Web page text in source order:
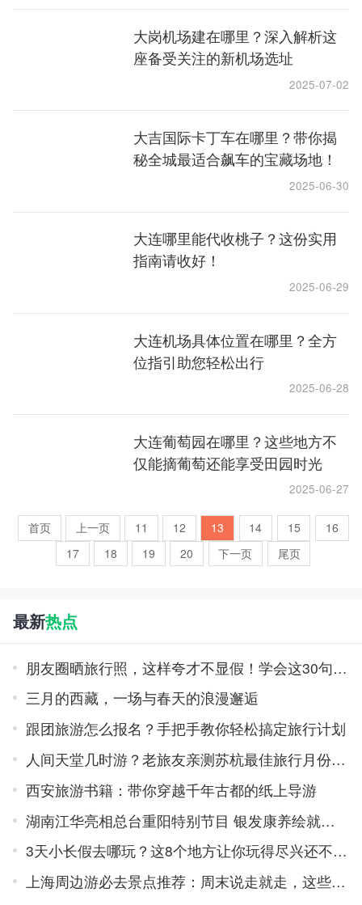
大岗机场建在哪里？深入解析这
座备受关注的新机场选址
2025-07-02
大吉国际卡丁车在哪里？带你揭
秘全城最适合飙车的宝藏场地！
2025-06-30
大连哪里能代收桃子？这份实用
指南请收好！
2025-06-29
大连机场具体位置在哪里？全方
位指引助您轻松出行
2025-06-28
大连葡萄园在哪里？这些地方不
仅能摘葡萄还能享受田园时光
2025-06-27
首页 上一页 11 12 13 14 15
16
17
18 19 20 下一页 尾页
最新热点
朋友圈晒旅行照，这样夸才不显假！学会这30句走心赞美，朋友乐开花
三月的西藏，一场与春天的浪漫邂逅
跟团旅游怎么报名？手把手教你轻松搞定旅行计划
人间天堂几时游？老旅友亲测苏杭最佳旅行月份，错过等一年！
西安旅游书籍：带你穿越千年古都的纸上导游
湖南江华亮相总台重阳特别节目 银发康养绘就民族小城幸福图景
3天小长假去哪玩？这8个地方让你玩得尽兴还不累！
上海周边游必去景点推荐：周末说走就走，这些地方美得不像话！